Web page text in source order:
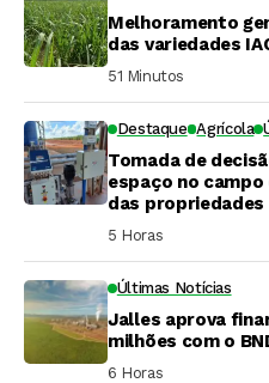
Melhoramento
das variedades
51 Minutos ⁮
Destaque Agrícola
Tomada de
espaço no
das propriedades
5 Horas ⁮
Últimas Notícias
Jalles aprova
milhões com o
6 Horas ⁮